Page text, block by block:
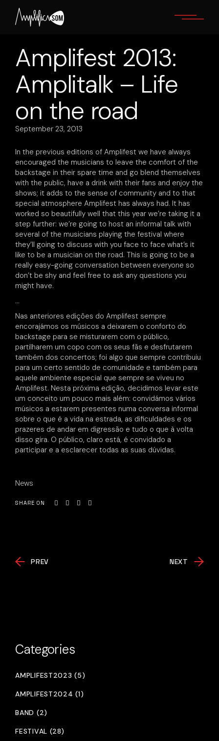
content
Amplifest 2013:
Amplitalk – Life
on the road
September 23, 2013
In the previous editions of Amplifest we have always
encouraged the musicians to leave the comfort of the
backstage in their spare time and go blend themselves
with the public, have a drink with their fans and enjoy the
shows; it adds to the sense of community and to that
special atmosphere Amplifest has always had. It has
worked so beautifully well that this year we’re taking it a
step further: we’re going to host an informal talk with
several of the musicians playing the festival where
they’ll going to discuss with you face to face what’s it
like to be a musician on the road. This is going to be a
really easy-going conversation between everyone so
don’t be shy and feel free to ask any questions you
might have.
…
Nas anteriores edições do Amplifest sempre
encorajámos os músicos a deixarem o conforto do
backstage para se misturarem com o público,
partilharem um copo com os seus fãs e desfrutarem
também dos concertos; foi algo que sempre contribuiu
para um certo sentido de comunidade e também para
aquele ambiente especial que sempre se viveu no
Amplifest. Nesta próxima edição, decidimos levar este
um conceito um pouco mais além: convidámos vários
músicos a estarem presentes numa conversa informal
sobre o que é a vida na estrada, as dificuldades e os
prazeres de andar em digressão e tudo o que à volta
disso gira. O público, claro está, é convidado a
participar e a esclarecer todas as suas dúvidas.
News
SHARE ON
PREV NEXT
Categories
AMPLIFEST2023 (5)
AMPLIFEST2024 (1)
BAND (2)
FESTIVAL (28)